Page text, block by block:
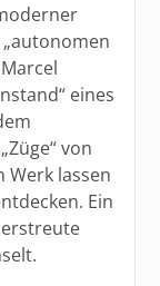
„autonomen
eines
von
lassen
Ein